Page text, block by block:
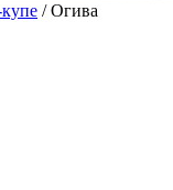
/ Огива